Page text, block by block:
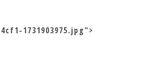
1731903975.jpg">